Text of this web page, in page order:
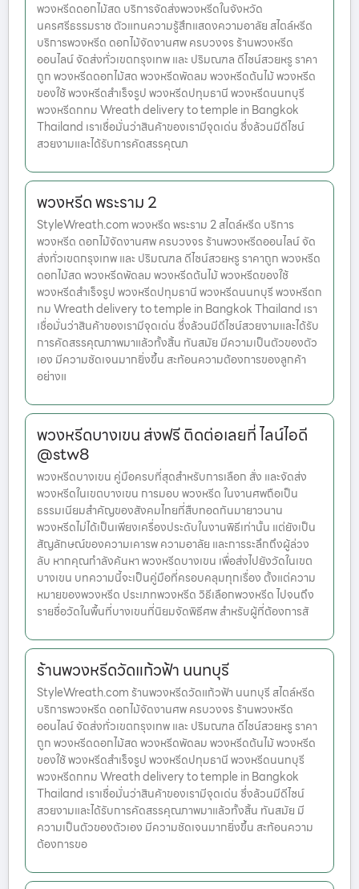
พวงหรีดดอกไม้สด บริการจัดส่งพวงหรีดในจังหวัด
นครศรีธรรมราช ตัวแทนความรู้สึกแสดงความอาลัย สไตล์หรีด
บริการพวงหรีด ดอกไม้จัดงานศพ ครบวงจร ร้านพวงหรีด
ออนไลน์ จัดส่งทั่วเขตกรุงเทพ และ ปริมณฑล ดีไซน์สวยหรู ราคา
ถูก พวงหรีดดอกไม้สด พวงหรีดพัดลม พวงหรีดต้นไม้ พวงหรีด
ของใช้ พวงหรีดสำเร็จรูป พวงหรีดปทุมธานี พวงหรีดนนทบุรี
พวงหรีดกทม Wreath delivery to temple in Bangkok
Thailand เราเชื่อมั่นว่าสินค้าของเรามีจุดเด่น ซึ่งล้วนมีดีไซน์
สวยงามและได้รับการคัดสรรคุณภ
พวงหรีด พระราม 2
StyleWreath.com พวงหรีด พระราม 2 สไตล์หรีด บริการ
พวงหรีด ดอกไม้จัดงานศพ ครบวงจร ร้านพวงหรีดออนไลน์ จัด
ส่งทั่วเขตกรุงเทพ และ ปริมณฑล ดีไซน์สวยหรู ราคาถูก พวงหรีด
ดอกไม้สด พวงหรีดพัดลม พวงหรีดต้นไม้ พวงหรีดของใช้
พวงหรีดสำเร็จรูป พวงหรีดปทุมธานี พวงหรีดนนทบุรี พวงหรีดก
ทม Wreath delivery to temple in Bangkok Thailand เรา
เชื่อมั่นว่าสินค้าของเรามีจุดเด่น ซึ่งล้วนมีดีไซน์สวยงามและได้รับ
การคัดสรรคุณภาพมาแล้วทั้งสิ้น ทันสมัย มีความเป็นตัวของตัว
เอง มีความชัดเจนมากยิ่งขึ้น สะท้อนความต้องการของลูกค้า
อย่างแ
พวงหรีดบางเขน ส่งฟรี ติดต่อเลยที่ ไลน์ไอดี
@stw8
พวงหรีดบางเขน คู่มือครบที่สุดสำหรับการเลือก สั่ง และจัดส่ง
พวงหรีดในเขตบางเขน การมอบ พวงหรีด ในงานศพถือเป็น
ธรรมเนียมสำคัญของสังคมไทยที่สืบทอดกันมายาวนาน
พวงหรีดไม่ได้เป็นเพียงเครื่องประดับในงานพิธีเท่านั้น แต่ยังเป็น
สัญลักษณ์ของความเคารพ ความอาลัย และการระลึกถึงผู้ล่วง
ลับ หากคุณกำลังค้นหา พวงหรีดบางเขน เพื่อส่งไปยังวัดในเขต
บางเขน บทความนี้จะเป็นคู่มือที่ครอบคลุมทุกเรื่อง ตั้งแต่ความ
หมายของพวงหรีด ประเภทพวงหรีด วิธีเลือกพวงหรีด ไปจนถึง
รายชื่อวัดในพื้นที่บางเขนที่นิยมจัดพิธีศพ สำหรับผู้ที่ต้องการสั
ร้านพวงหรีดวัดแก้วฟ้า นนทบุรี
StyleWreath.com ร้านพวงหรีดวัดแก้วฟ้า นนทบุรี สไตล์หรีด
บริการพวงหรีด ดอกไม้จัดงานศพ ครบวงจร ร้านพวงหรีด
ออนไลน์ จัดส่งทั่วเขตกรุงเทพ และ ปริมณฑล ดีไซน์สวยหรู ราคา
ถูก พวงหรีดดอกไม้สด พวงหรีดพัดลม พวงหรีดต้นไม้ พวงหรีด
ของใช้ พวงหรีดสำเร็จรูป พวงหรีดปทุมธานี พวงหรีดนนทบุรี
พวงหรีดกทม Wreath delivery to temple in Bangkok
Thailand เราเชื่อมั่นว่าสินค้าของเรามีจุดเด่น ซึ่งล้วนมีดีไซน์
สวยงามและได้รับการคัดสรรคุณภาพมาแล้วทั้งสิ้น ทันสมัย มี
ความเป็นตัวของตัวเอง มีความชัดเจนมากยิ่งขึ้น สะท้อนความ
ต้องการขอ